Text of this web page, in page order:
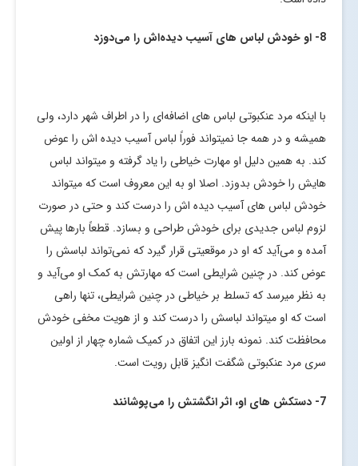
8- او خودش لباس های آسیب دیده‌اش را می‌دوزد
با اینکه مرد عنکبوتی لباس های اضافه‌ای را در اطراف شهر دارد، ولی
همیشه و در همه جا نمیتواند فوراً لباس آسیب دیده اش را عوض
کند. به همین دلیل او مهارت خیاطی را یاد گرفته و میتواند لباس
هایش را خودش بدوزد. اصلا او به این معروف است که میتواند
خودش لباس های آسیب دیده اش را درست کند و حتی در صورت
لزوم لباس جدیدی برای خودش طراحی و بسازد. قطعاً بارها پیش
آمده و می‌آید که او در موقعیتی قرار گیرد که نمی‌تواند لباسش را
عوض کند. در چنین شرایطی است که مهارتش به کمک او می‌آید و
به نظر میرسد که تسلط بر خیاطی در چنین شرایطی، تنها راهی
است که او میتواند لباسش را درست کند و از هویت مخفی خودش
محافظت کند. نمونه بارز این اتفاق در کمیک شماره چهار از اولین
سری مرد عنکبوتی شگفت انگیز قابل رویت است.
7- دستکش های او، اثر انگشتش را می‌پوشانند